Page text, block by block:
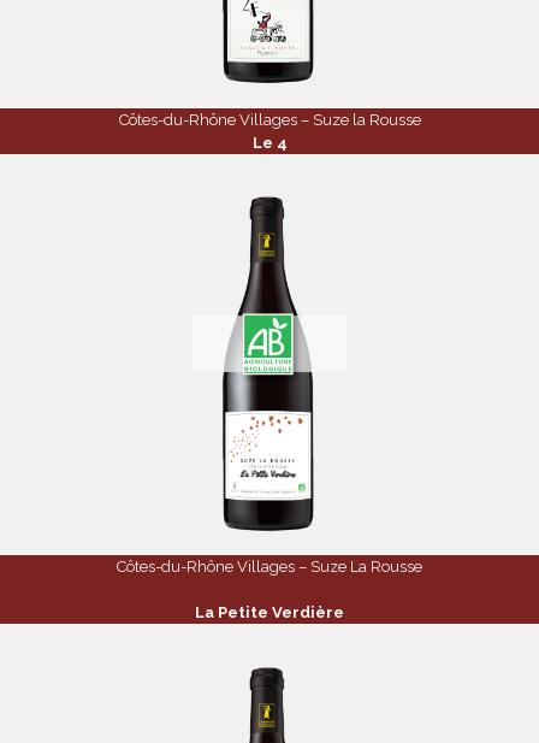
Côtes-du-Rhône Villages – Suze la Rousse
Le 4
Côtes-du-Rhône Villages – Suze La Rousse
La Petite Verdière